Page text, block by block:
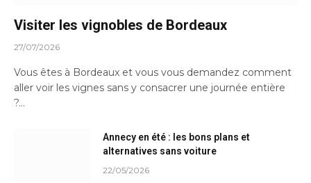
Visiter les vignobles de Bordeaux
27/07/2026
Vous êtes à Bordeaux et vous vous demandez comment
aller voir les vignes sans y consacrer une journée entière
?…
Annecy en été : les bons plans et
alternatives sans voiture
22/05/2026